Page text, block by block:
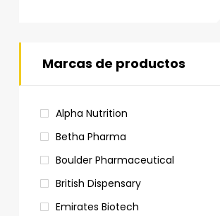
Marcas de productos
Alpha Nutrition
Betha Pharma
Boulder Pharmaceutical
British Dispensary
Emirates Biotech